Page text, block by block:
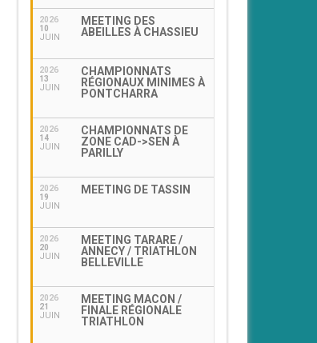
2026
10
JUIN
MEETING DES
ABEILLES À CHASSIEU
2026
13
JUIN
CHAMPIONNATS
RÉGIONAUX MINIMES À
PONTCHARRA
2026
14
JUIN
CHAMPIONNATS DE
ZONE CAD->SEN À
PARILLY
2026
19
JUIN
MEETING DE TASSIN
2026
20
JUIN
MEETING TARARE /
ANNECY / TRIATHLON
BELLEVILLE
2026
21
JUIN
MEETING MACON /
FINALE RÉGIONALE
TRIATHLON